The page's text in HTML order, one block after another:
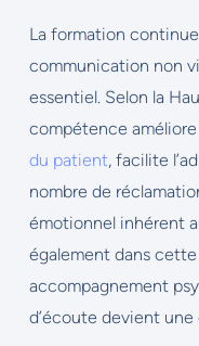
La formation
communication non
essentiel. Selon la
compétence
du patient, facilite
nombre de
émotionnel inhérent
également dans
accompagnement
d’écoute devient